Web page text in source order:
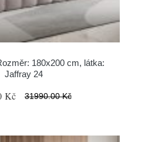
180x200 cm, látka:
Jaffray 24
Kč 31990.00 Kč